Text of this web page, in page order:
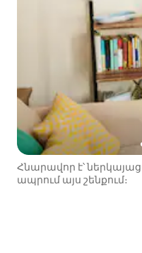
Հնարավոր է՝
ապրում այս շենքում։